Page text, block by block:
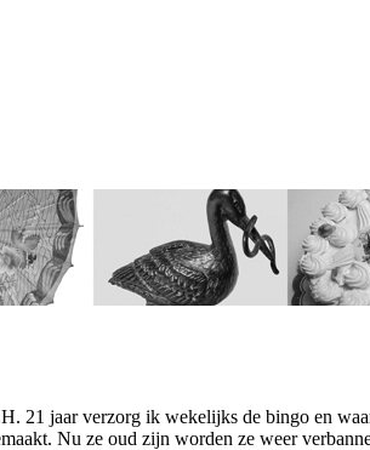
jaar verzorg ik wekelijks de bingo en
Nu ze oud zijn worden ze weer